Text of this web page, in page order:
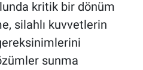
kritik bir dönüm
silahlı kuvvetlerin
sunma